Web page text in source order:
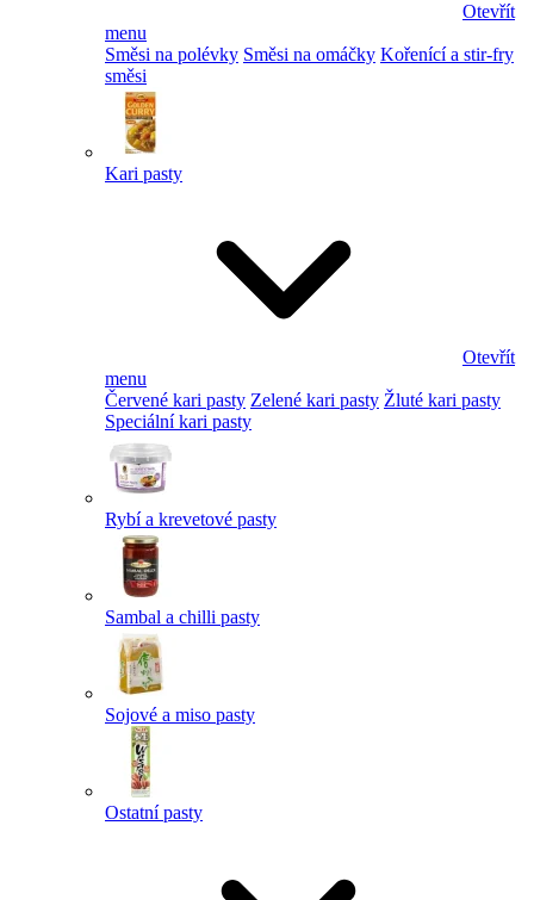
Otevřít
menu
Směsi na polévky Směsi na omáčky Kořenící a stir-fry
směsi
Kari pasty
Otevřít
menu
Červené kari pasty Zelené kari pasty Žluté kari pasty
Speciální kari pasty
Rybí a krevetové pasty
Sambal a chilli pasty
Sojové a miso pasty
Ostatní pasty